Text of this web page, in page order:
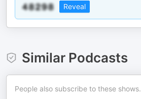
Reveal
Similar Podcasts
People also subscribe to these shows.